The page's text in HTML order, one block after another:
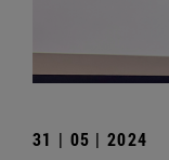
31 | 05 | 2024